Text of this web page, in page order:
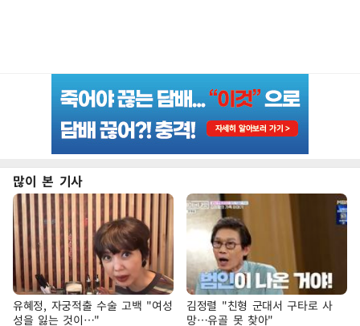
많이 본 기사
유혜정, 자궁적출 수술 고백 "여성
성을 잃는 것이…"
김정렬 "친형 군대서 구타로 사
망…유골 못 찾아"